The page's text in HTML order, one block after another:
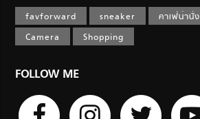
favforward sneaker คาเฟ่น่านั่ง
Camera
Shopping
FOLLOW ME